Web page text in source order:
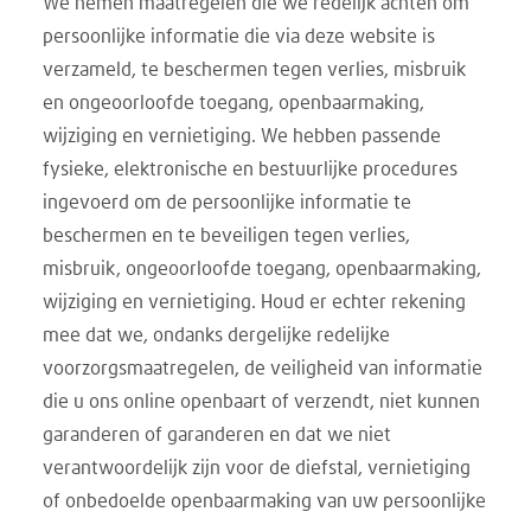
persoonlijke informatie die via deze website is
verzameld, te beschermen tegen verlies, misbruik
en ongeoorloofde toegang, openbaarmaking,
wijziging en vernietiging. We hebben passende
fysieke, elektronische en bestuurlijke procedures
ingevoerd om de persoonlijke informatie te
beschermen en te beveiligen tegen verlies,
misbruik, ongeoorloofde toegang, openbaarmaking,
wijziging en vernietiging. Houd er echter rekening
mee dat we, ondanks dergelijke redelijke
voorzorgsmaatregelen, de veiligheid van informatie
die u ons online openbaart of verzendt, niet kunnen
garanderen of garanderen en dat we niet
verantwoordelijk zijn voor de diefstal, vernietiging
of onbedoelde openbaarmaking van uw persoonlijke